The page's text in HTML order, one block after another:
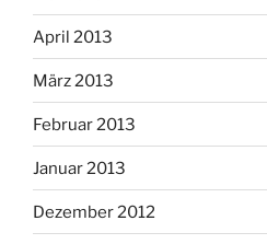
April 2013
März 2013
Februar 2013
Januar 2013
Dezember 2012